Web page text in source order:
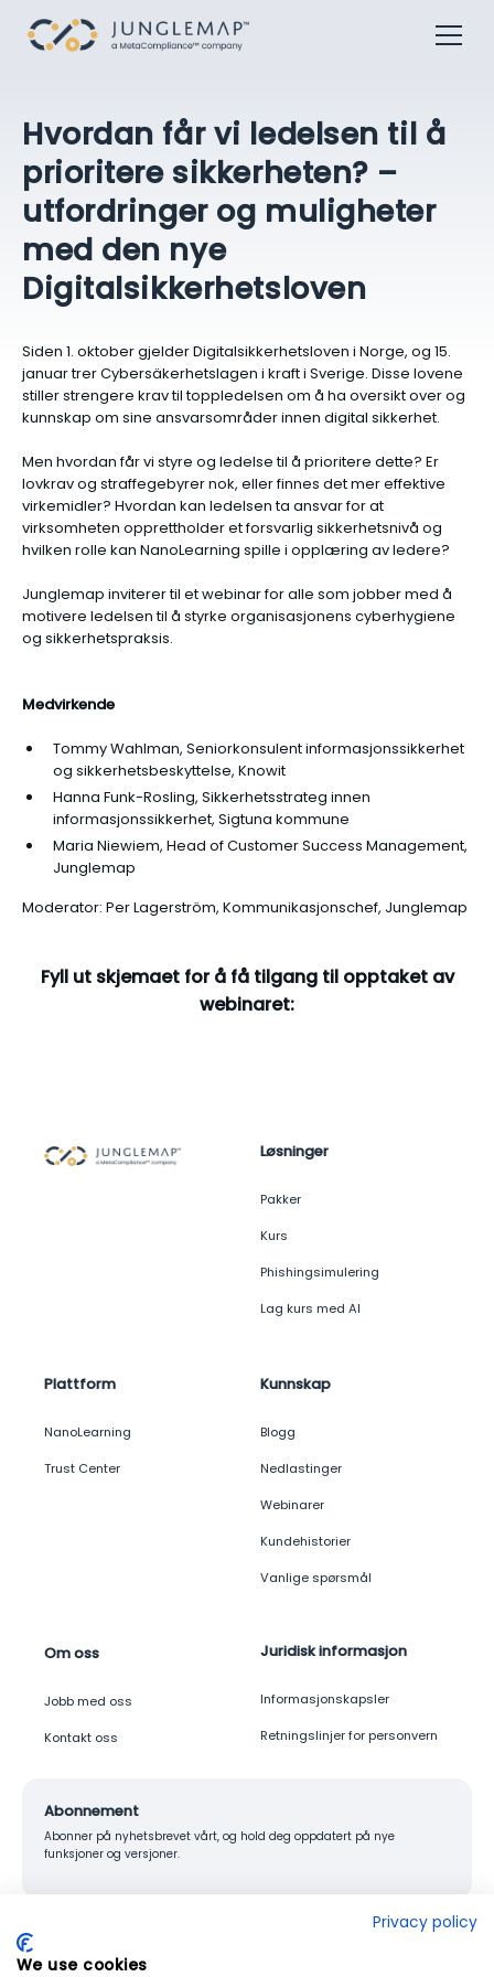
Hvordan får vi ledelsen til å
prioritere sikkerheten? –
utfordringer og muligheter
med den nye
Digitalsikkerhetsloven
Siden 1. oktober gjelder Digitalsikkerhetsloven i Norge, og 15.
januar trer Cybersäkerhetslagen i kraft i Sverige. Disse lovene
stiller strengere krav til toppledelsen om å ha oversikt over og
kunnskap om sine ansvarsområder innen digital sikkerhet.
Men hvordan får vi styre og ledelse til å prioritere dette? Er
lovkrav og straffegebyrer nok, eller finnes det mer effektive
virkemidler? Hvordan kan ledelsen ta ansvar for at
virksomheten opprettholder et forsvarlig sikkerhetsnivå og
hvilken rolle kan NanoLearning spille i opplæring av ledere?
Junglemap inviterer til et webinar for alle som jobber med å
motivere ledelsen til å styrke organisasjonens cyberhygiene
og sikkerhetspraksis.
Medvirkende
Tommy Wahlman, Seniorkonsulent informasjonssikkerhet
og sikkerhetsbeskyttelse, Knowit
Hanna Funk-Rosling, Sikkerhetsstrateg innen
informasjonssikkerhet, Sigtuna kommune
Maria Niewiem, Head of Customer Success Management,
Junglemap
Moderator: Per Lagerström, Kommunikasjonschef, Junglemap
Fyll ut skjemaet for å få tilgang til opptaket av
webinaret:
Løsninger
Pakker
Kurs
Phishingsimulering
Lag kurs med AI
Plattform
NanoLearning
Trust Center
Kunnskap
Blogg
Nedlastinger
Webinarer
Kundehistorier
Vanlige spørsmål
Om oss
Jobb med oss
Kontakt oss
Juridisk informasjon
Informasjonskapsler
Retningslinjer for personvern
Abonnement
Abonner på nyhetsbrevet vårt, og hold deg oppdatert på nye
funksjoner og versjoner.
Privacy policy
We use cookies